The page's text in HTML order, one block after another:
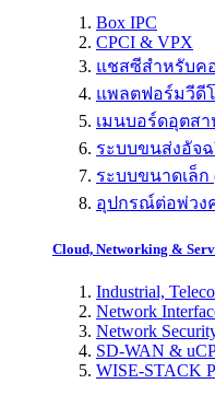
Box IPC
CPCI & VPX
แชสซีสำหรับค
แพลตฟอร์มวีดี
เมนบอร์ดอุตส
ระบบขนส่งอัจฉ
ระบบขนาดเล็ก
อุปกรณ์ต่อพ่วง
Cloud, Networking &
Industrial,
Network
Network
SD-WAN &
WISE-STACK